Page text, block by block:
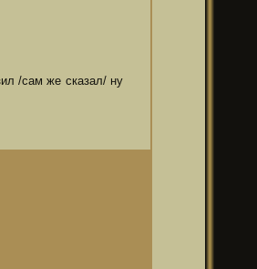
/сам же сказал/ ну